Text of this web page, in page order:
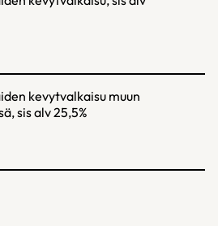
kevytvalkaisu muun
sis alv 25,5%